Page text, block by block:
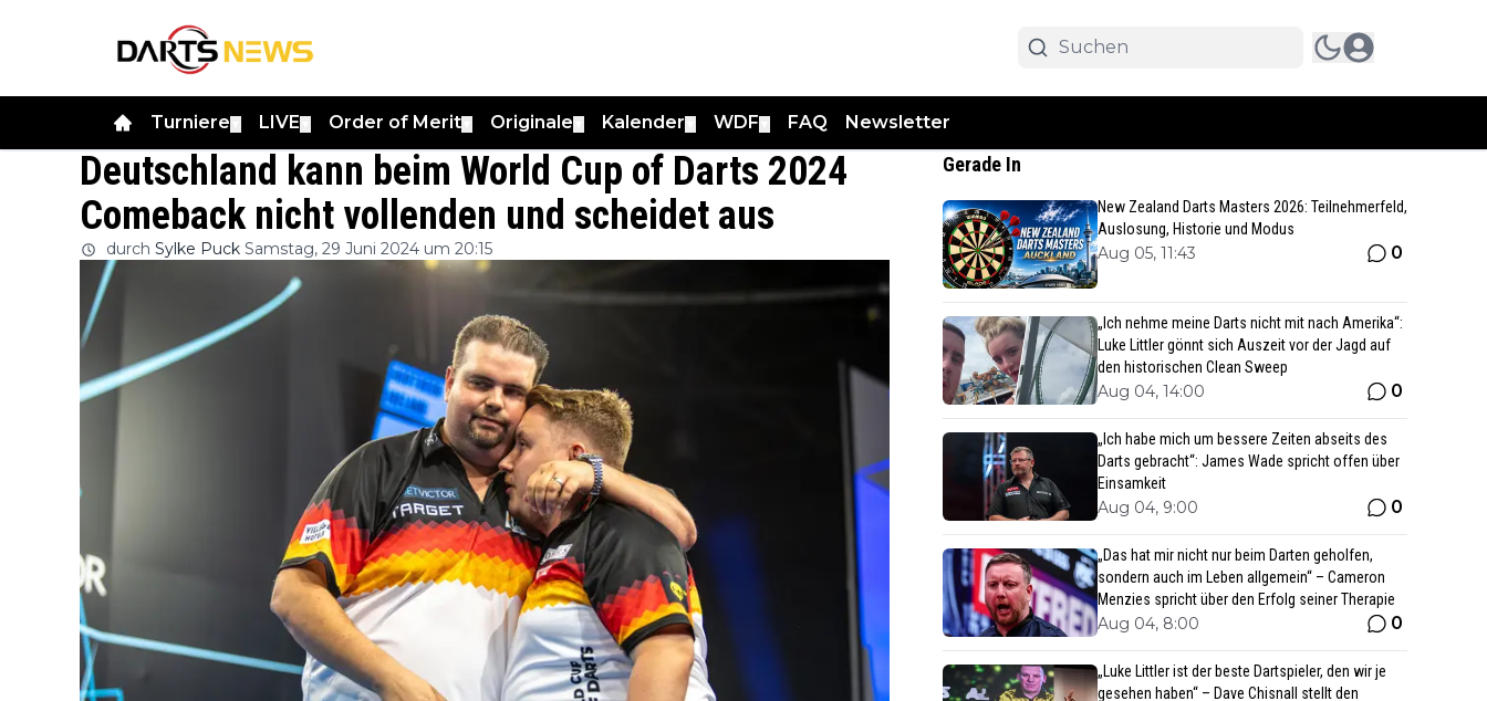
Turniere LIVE Order of Merit Originale Kalender WDF FAQ Newsletter
Deutschland kann beim World Cup of Darts 2024
Comeback nicht vollenden und scheidet aus
durch Sylke Puck Samstag, 29 Juni 2024 um 20:15
Gerade In
New Zealand Darts Masters 2026: Teilnehmerfeld,
Auslosung, Historie und Modus
Aug 05, 11:43 0
„Ich nehme meine Darts nicht mit nach Amerika“:
Luke Littler gönnt sich Auszeit vor der Jagd auf
den historischen Clean Sweep
Aug 04, 14:00 0
„Ich habe mich um bessere Zeiten abseits des
Darts gebracht“: James Wade spricht offen über
Einsamkeit
Aug 04, 9:00 0
„Das hat mir nicht nur beim Darten geholfen,
sondern auch im Leben allgemein“ – Cameron
Menzies spricht über den Erfolg seiner Therapie
Aug 04, 8:00 0
„Luke Littler ist der beste Dartspieler, den wir je
gesehen haben“ – Dave Chisnall stellt den